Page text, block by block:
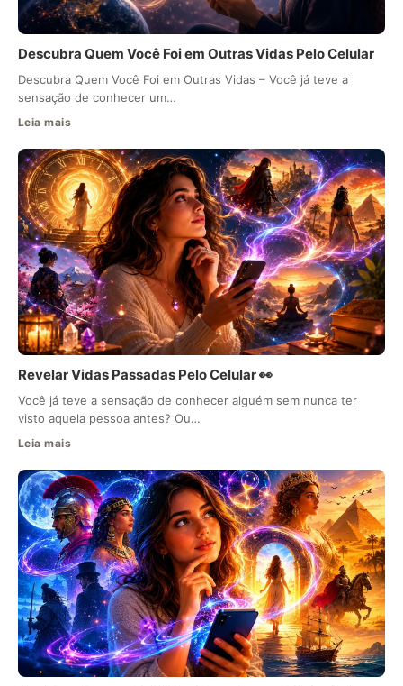
Descubra Quem Você Foi em Outras Vidas Pelo Celular
Descubra Quem Você Foi em Outras Vidas – Você já teve a
sensação de conhecer um…
Leia mais
Revelar Vidas Passadas Pelo Celular 👀
Você já teve a sensação de conhecer alguém sem nunca ter
visto aquela pessoa antes? Ou…
Leia mais